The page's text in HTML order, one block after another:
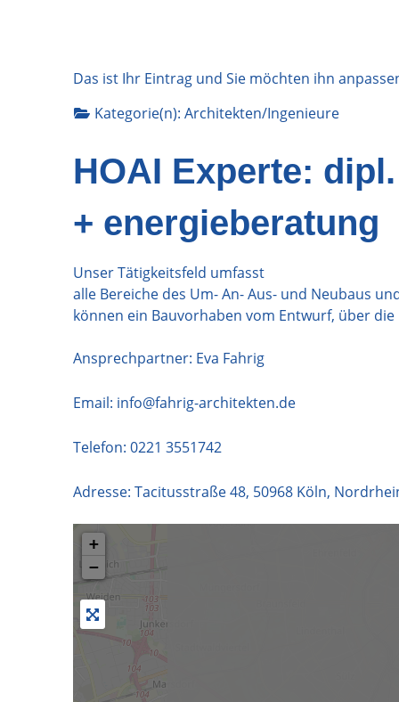
Das ist Ihr Eintrag und Sie möchten ihn
Kategorie(n): Architekten/Ingenieure
HOAI Experte:
+ energieberatung
Unser Tätigkeitsfeld umfasst
alle Bereiche des Um- An- Aus- und Neubaus
können ein Bauvorhaben vom Entwurf, über
Ansprechpartner: Eva Fahrig
Email: info@fahrig-architekten.de
Telefon: 0221 3551742
Adresse: Tacitusstraße 48, 50968 Köln,
+
−